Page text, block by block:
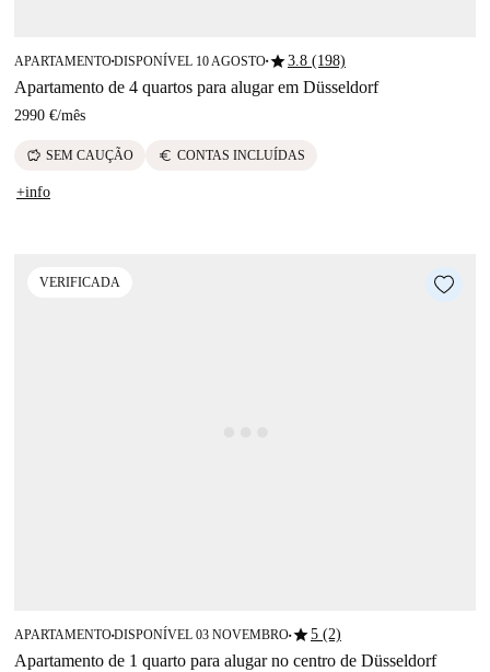
APARTAMENTO■DISPONÍVEL 10 AGOSTO■star3.8 (198)
Apartamento de 4 quartos para alugar em Düsseldorf
2990 €/mês
savings SEM CAUÇÃO euro CONTAS INCLUÍDAS
+info
VERIFICADA
APARTAMENTO■DISPONÍVEL 03 NOVEMBRO■star5 (2)
Apartamento de 1 quarto para alugar no centro de Düsseldorf